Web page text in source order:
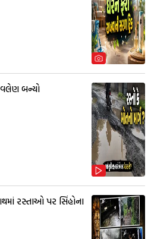
બન્યો
રસ્તાઓ પર સિંહોના